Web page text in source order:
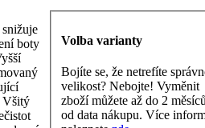
boty
Všitý
Volba varianty
Bojíte se, že netrefíte
velikost? Nebojte! Vyměnit
zboží můžete až do 2
od data nákupu. Více